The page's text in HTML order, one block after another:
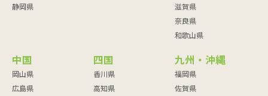
静岡県
滋賀県
奈良県
和歌山県
中国
岡山県
広島県
四国
香川県
高知県
九州・沖縄
福岡県
佐賀県